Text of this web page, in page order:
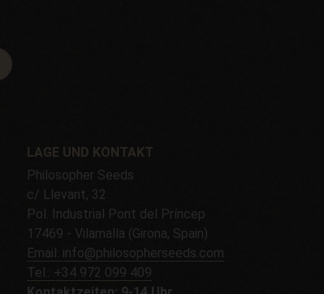
LAGE UND KONTAKT
Philosopher Seeds
c/ Llevant, 32
Pol. Industrial Pont del Príncep
17469 - Vilamalla (Girona, Spain)
Email: info@philosopherseeds.com
Tel.: +34 972 099 409